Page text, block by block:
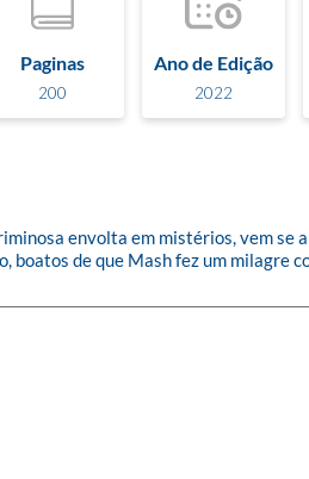
Paginas
200
Ano de Edição
2022
envolta em mistérios, vem se
de que Mash fez um milagre